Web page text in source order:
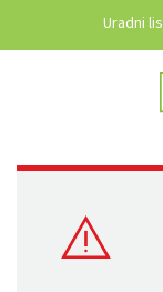
Uradni